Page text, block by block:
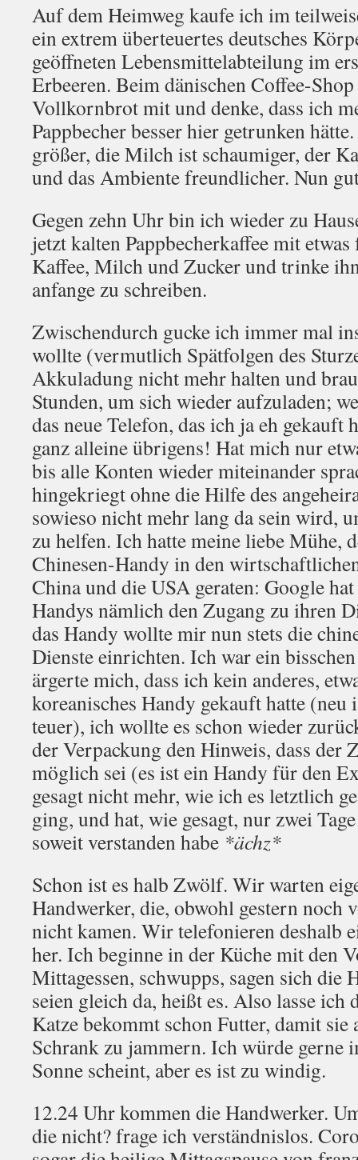
Auf dem Heimweg kaufe ich im
ein extrem überteuertes deutsches
geöffneten Lebensmittelabteilung im
Erbeeren. Beim dänischen Coffee-
Vollkornbrot mit und denke, dass ich
Pappbecher besser hier getrunken
größer, die Milch ist schaumiger, der
und das Ambiente freundlicher. Nun
Gegen zehn Uhr bin ich wieder zu
jetzt kalten Pappbecherkaffee mit
Kaffee, Milch und Zucker und trinke
anfange zu schreiben.
Zwischendurch gucke ich immer mal
wollte (vermutlich Spätfolgen des
Akkuladung nicht mehr halten und
Stunden, um sich wieder aufzuladen;
das neue Telefon, das ich ja eh gekauft
ganz alleine übrigens! Hat mich nur
bis alle Konten wieder miteinander
hingekriegt ohne die Hilfe des
sowieso nicht mehr lang da sein wird,
zu helfen. Ich hatte meine liebe Mühe,
Chinesen-Handy in den
China und die USA geraten: Google
Handys nämlich den Zugang zu ihren
das Handy wollte mir nun stets die
Dienste einrichten. Ich war ein
ärgerte mich, dass ich kein anderes,
koreanisches Handy gekauft hatte (neu
teuer), ich wollte es schon wieder
der Verpackung den Hinweis, dass der
möglich sei (es ist ein Handy für den
gesagt nicht mehr, wie ich es letztlich
ging, und hat, wie gesagt, nur zwei
soweit verstanden habe *ächz*
Schon ist es halb Zwölf. Wir warten
Handwerker, die, obwohl gestern noch
nicht kamen. Wir telefonieren deshalb
her. Ich beginne in der Küche mit den
Mittagessen, schwupps, sagen sich die
seien gleich da, heißt es. Also lasse ich
Katze bekommt schon Futter, damit
Schrank zu jammern. Ich würde gerne
Sonne scheint, aber es ist zu windig.
12.24 Uhr kommen die Handwerker.
die nicht? frage ich verständnislos.